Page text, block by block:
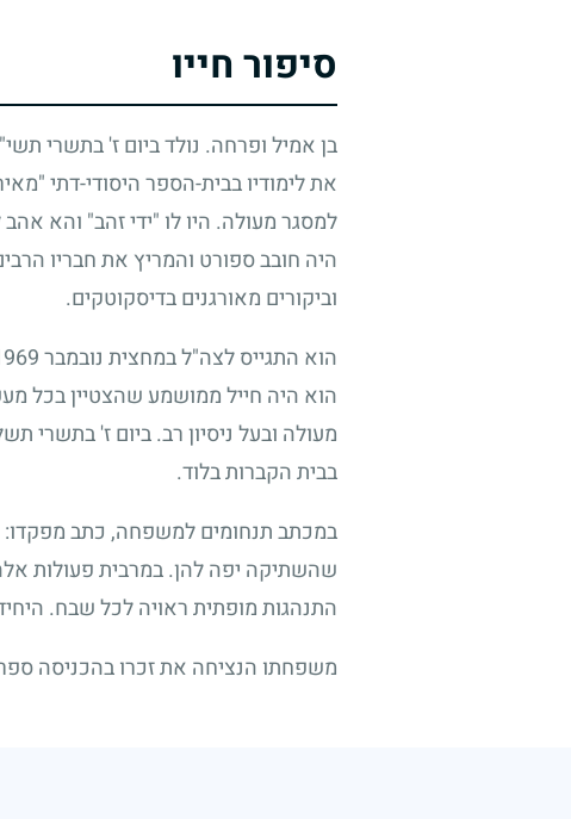
סיפור חייו
בן אמיל ופרחה. נולד ביום ז' בתשרי
את לימודיו בבית-הספר היסודי-דתי
למסגר מעולה. היו לו "ידי זהב" והא
היה חובב ספורט והמריץ את חבריו
וביקורים מאורגנים בדיסקוטקים.
הוא התגייס לצה"ל במחצית נובמבר
הוא היה חייל ממושמע שהצטיין בכל
מעולה ובעל ניסיון רב. ביום ז' בתשרי
בבית הקברות בלוד.
במכתב תנחומים למשפחה, כתב מפקדו:
שהשתיקה יפה להן. במרבית פעולות
התנהגות מופתית ראויה לכל שבח.
משפחתו הנציחה את זכרו בהכניסה